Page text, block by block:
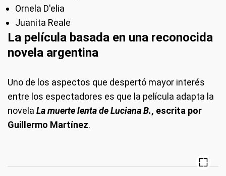
Ornela D'elia
Juanita Reale
La película basada en una reconocida
novela argentina
Uno de los aspectos que despertó mayor interés
entre los espectadores es que la película adapta la
novela La muerte lenta de Luciana B., escrita por
Guillermo Martínez.